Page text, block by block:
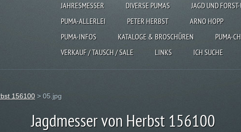
JAHRESMESSER
DIVERSE PUMAS JAGD UND
PUMA-ALLERLEI
PETER HERBST ARNO HOPP
PUMA-INFOS
KATALOGE & BROSCHÜREN PUMA-
VERKAUF / TAUSCH / SALE
LINKS ICH SUCHE
156100 > 05.jpg
Jagdmesser von Herbst 156100